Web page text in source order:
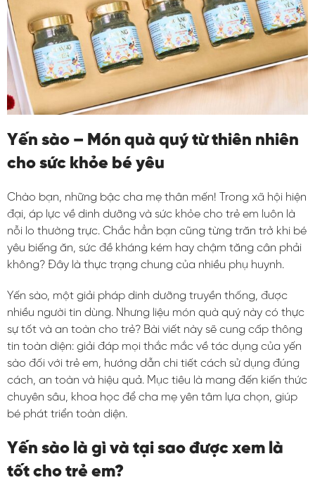
Yến sào – Món quà quý từ thiên nhiên
cho sức khỏe bé yêu
Chào bạn, những bậc cha mẹ thân mến! Trong xã hội hiện
đại, áp lực về dinh dưỡng và sức khỏe cho trẻ em luôn là
nỗi lo thường trực. Chắc hẳn bạn cũng từng trăn trở khi bé
yêu biếng ăn, sức đề kháng kém hay chậm tăng cân phải
không? Đây là thực trạng chung của nhiều phụ huynh.
Yến sào, một giải pháp dinh dưỡng truyền thống, được
nhiều người tin dùng. Nhưng liệu món quà quý này có thực
sự tốt và an toàn cho trẻ? Bài viết này sẽ cung cấp thông
tin toàn diện: giải đáp mọi thắc mắc về tác dụng của yến
sào đối với trẻ em, hướng dẫn chi tiết cách sử dụng đúng
cách, an toàn và hiệu quả. Mục tiêu là mang đến kiến thức
chuyên sâu, khoa học để cha mẹ yên tâm lựa chọn, giúp
bé phát triển toàn diện.
Yến sào là gì và tại sao được xem là
tốt cho trẻ em?